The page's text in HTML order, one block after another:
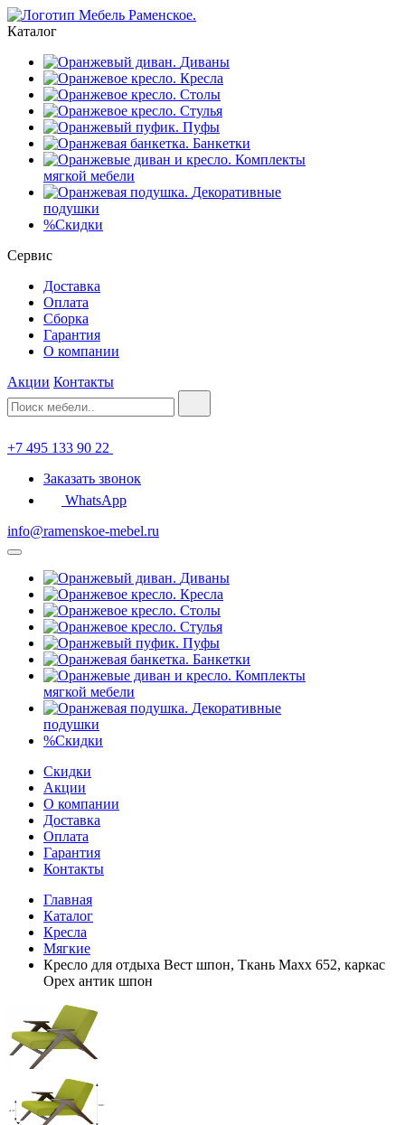
Каталог
Диваны
Кресла
Столы
Стулья
Пуфы
Банкетки
Комплекты
мягкой мебели
Декоративные
подушки
%Скидки
Сервис
Доставка
Оплата
Сборка
Гарантия
О компании
Акции Контакты
+7 495 133 90 22
Заказать звонок
WhatsApp
info@ramenskoe-mebel.ru
Диваны
Кресла
Столы
Стулья
Пуфы
Банкетки
Комплекты
мягкой мебели
Декоративные
подушки
%Скидки
Скидки
Акции
О компании
Доставка
Оплата
Гарантия
Контакты
Главная
Каталог
Кресла
Мягкие
Кресло для отдыха Вест шпон, Ткань Махх 652, каркас
Орех антик шпон